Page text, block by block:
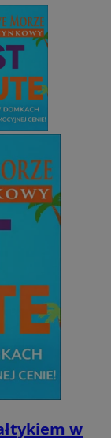
w